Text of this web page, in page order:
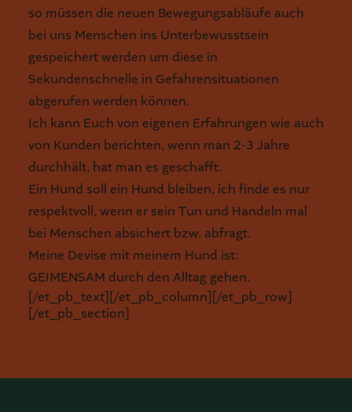
so müssen die neuen Bewegungsabläufe auch
bei uns Menschen ins Unterbewusstsein
gespeichert werden um diese in
Sekundenschnelle in Gefahrensituationen
abgerufen werden können.
Ich kann Euch von eigenen Erfahrungen wie auch
von Kunden berichten, wenn man 2-3 Jahre
durchhält, hat man es geschafft.
Ein Hund soll ein Hund bleiben, ich finde es nur
respektvoll, wenn er sein Tun und Handeln mal
bei Menschen absichert bzw. abfragt.
Meine Devise mit meinem Hund ist:
GEIMENSAM durch den Alltag gehen.
[/et_pb_text][/et_pb_column][/et_pb_row]
[/et_pb_section]